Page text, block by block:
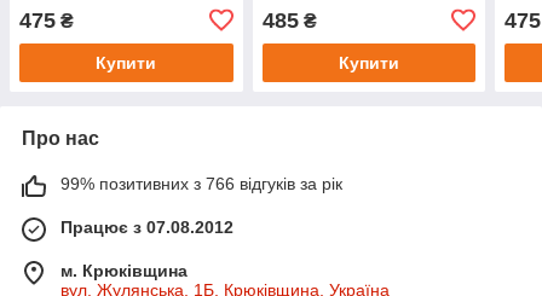
475 ₴
Купити
485₴
Купити
475
Про нас
99% позитивних з 766 відгуків за рік
Працює з 07.08.2012
м. Крюківщина
вул. Жулянська, 1Б, Крюківщина, Україна